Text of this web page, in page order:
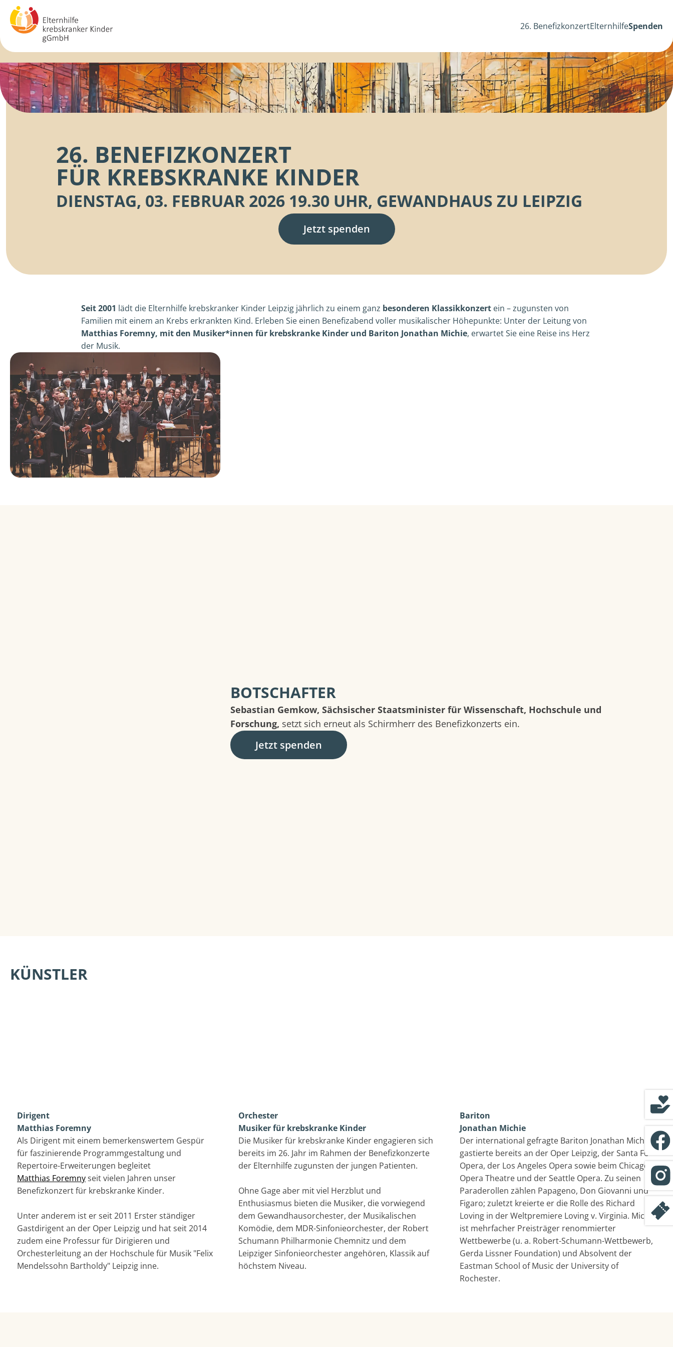
26. BenefizkonzertElternhilfeSpenden
HERZENSWEGE
26. BENEFIZKONZERT
FÜR KREBSKRANKE KINDER
DIENSTAG, 03. FEBRUAR 2026 19.30 UHR, GEWANDHAUS ZU LEIPZIG
Jetzt spenden
Seit 2001 lädt die Elternhilfe krebskranker Kinder Leipzig jährlich zu einem ganz besonderen Klassikkonzert ein – zugunsten von
Familien mit einem an Krebs erkrankten Kind. Erleben Sie einen Benefizabend voller musikalischer Höhepunkte: Unter der Leitung von
Matthias Foremny, mit den Musiker*innen für krebskranke Kinder und Bariton Jonathan Michie, erwartet Sie eine Reise ins Herz
der Musik.
BOTSCHAFTER
Sebastian Gemkow, Sächsischer Staatsminister für Wissenschaft, Hochschule und
Forschung, setzt sich erneut als Schirmherr des Benefizkonzerts ein.
Jetzt spenden
KÜNSTLER
Dirigent
Matthias Foremny
Als Dirigent mit einem bemerkenswertem Gespür
für faszinierende Programmgestaltung und
Repertoire-Erweiterungen begleitet
Matthias Foremnyseit vielen Jahren unser
Benefizkonzert für krebskranke Kinder.
Unter anderem ist er seit 2011 Erster ständiger
Gastdirigent an der Oper Leipzig und hat seit 2014
zudem eine Professur für Dirigieren und
Orchesterleitung an der Hochschule für Musik "Felix
Mendelssohn Bartholdy" Leipzig inne.
Orchester
Musiker für krebskranke Kinder
Die Musiker für krebskranke Kinder engagieren sich
bereits im 26. Jahr im Rahmen der Benefizkonzerte
der Elternhilfe zugunsten der jungen Patienten.
Ohne Gage aber mit viel Herzblut und
Enthusiasmus bieten die Musiker, die vorwiegend
dem Gewandhausorchester, der Musikalischen
Komödie, dem MDR-Sinfonieorchester, der Robert
Schumann Philharmonie Chemnitz und dem
Leipziger Sinfonieorchester angehören, Klassik auf
höchstem Niveau.
Bariton
Jonathan Michie
Der international gefragte Bariton Jonathan Michie
gastierte bereits an der Oper Leipzig, der Santa Fe
Opera, der Los Angeles Opera sowie beim Chicago
Opera Theatre und der Seattle Opera. Zu seinen
Paraderollen zählen Papageno, Don Giovanni und
Figaro; zuletzt kreierte er die Rolle des Richard
Loving in der Weltpremiere Loving v. Virginia. Michie
ist mehrfacher Preisträger renommierter
Wettbewerbe (u. a. Robert-Schumann-Wettbewerb,
Gerda Lissner Foundation) und Absolvent der
Eastman School of Music der University of
Rochester.